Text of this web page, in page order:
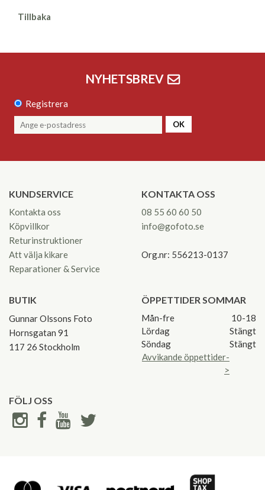
Tillbaka
NYHETSBREV
Registrera
OK
KUNDSERVICE
Kontakta oss
Köpvillkor
Returinstruktioner
Att välja kikare
Reparationer & Service
KONTAKTA OSS
08 55 60 60 50
info@gofoto.se
Org.nr: 556213-0137
BUTIK
Gunnar Olssons Foto
Hornsgatan 91
117 26 Stockholm
ÖPPETTIDER SOMMAR
Mån-fre
10-18
Lördag
Stängt
Söndag
Stängt
Avvikande öppettider-
>
FÖLJ OSS